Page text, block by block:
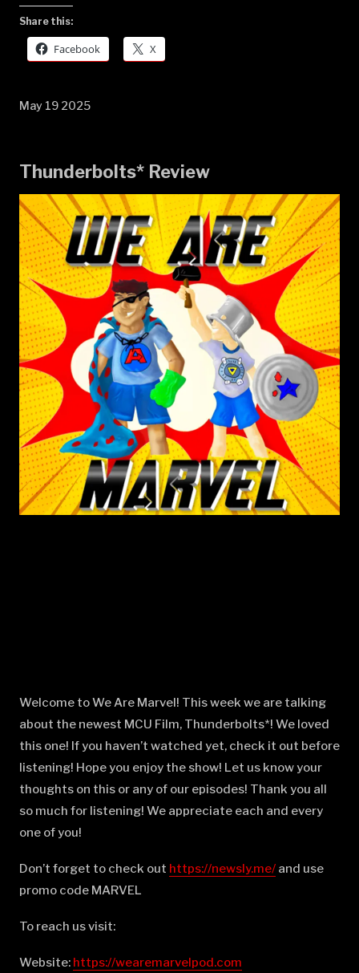
Share this:
Facebook X
May 19 2025
Thunderbolts* Review
Welcome to We Are Marvel! This week we are talking
about the newest MCU Film, Thunderbolts*! We loved
this one! If you haven’t watched yet, check it out before
listening! Hope you enjoy the show! Let us know your
thoughts on this or any of our episodes! Thank you all
so much for listening! We appreciate each and every
one of you!
Don’t forget to check out ⁠⁠⁠⁠⁠⁠⁠⁠⁠⁠⁠⁠⁠⁠⁠⁠⁠⁠⁠⁠⁠⁠⁠⁠⁠⁠⁠⁠⁠⁠⁠⁠⁠⁠⁠⁠⁠⁠⁠⁠⁠⁠⁠⁠⁠⁠⁠⁠https://newsly.me/⁠⁠⁠⁠⁠⁠⁠⁠⁠⁠⁠⁠⁠⁠⁠⁠⁠⁠⁠⁠⁠⁠⁠⁠⁠⁠⁠⁠⁠⁠⁠⁠⁠⁠⁠⁠⁠⁠⁠⁠⁠⁠⁠⁠⁠⁠⁠⁠ and use
promo code MARVEL
To reach us visit:
Website: ⁠⁠⁠⁠⁠⁠⁠⁠⁠⁠⁠⁠⁠⁠⁠⁠⁠⁠⁠⁠⁠⁠⁠⁠⁠⁠⁠⁠⁠⁠⁠⁠⁠⁠⁠⁠⁠⁠⁠⁠⁠⁠⁠⁠⁠⁠⁠⁠https://wearemarvelpod.com⁠⁠⁠⁠⁠⁠⁠⁠⁠⁠⁠⁠⁠⁠⁠⁠⁠⁠⁠⁠⁠⁠⁠⁠⁠⁠⁠⁠⁠⁠⁠⁠⁠⁠⁠⁠⁠⁠⁠⁠⁠⁠⁠⁠⁠⁠⁠⁠